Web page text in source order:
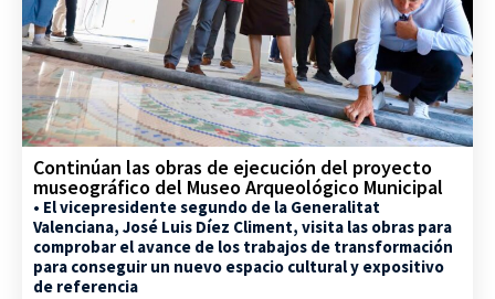
Continúan las obras de ejecución del proyecto
museográfico del Museo Arqueológico Municipal
• El vicepresidente segundo de la Generalitat
Valenciana, José Luis Díez Climent, visita las obras para
comprobar el avance de los trabajos de transformación
para conseguir un nuevo espacio cultural y expositivo
de referencia